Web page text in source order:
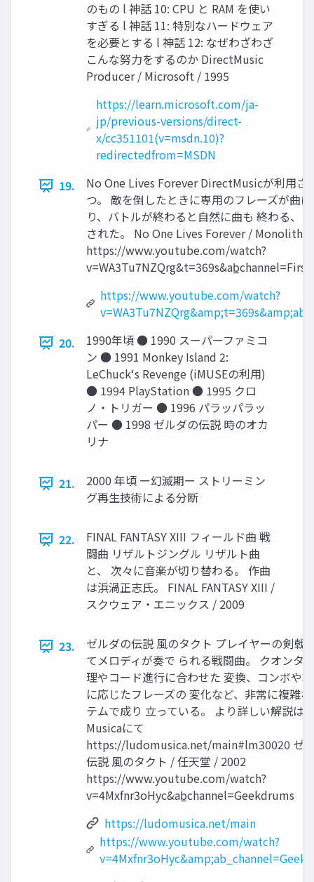
のもの l 神話 10: CPU と RAM を使い
すぎる l 神話 11: 特別なハードウェア
を必要とする l 神話 12: なぜわざわざ
こんな努⼒をするのか DirectMusic
Producer / Microsoft / 1995
https://learn.microsoft.com/ja-
jp/previous-versions/direct-
x/cc351101(v=msdn.10)?
redirectedfrom=MSDN
19.
No One Lives Forever DirectMusicが利⽤さ
つ。 敵を倒したときに専⽤のフレーズが曲
り、バトルが終わると⾃然に曲も 終わる、
された。 No One Lives Forever / Monolith
https://www.youtube.com/watch?
https://www.youtube.com/watch?
20.
1990年頃 ● 1990 スーパーファミコ
ン ● 1991 Monkey Island 2:
LeChuckʻs Revenge (iMUSEの利⽤)
● 1994 PlayStation ● 1995 クロ
ノ・トリガー ● 1996 パラッパラッ
パー ● 1998 ゼルダの伝説 時のオカ
リナ
21.
2000 年頃 ー幻滅期ー ストリーミン
グ再生技術による分断
22.
FINAL FANTASY XIII フィールド曲 戦
闘曲 リザルトジングル リザルト曲
と、 次々に⾳楽が切り替わる。 作曲
は浜渦正志⽒。 FINAL FANTASY XIII /
スクウェア・エニックス / 2009
23.
ゼルダの伝説 風のタクト プレイヤーの剣戟
てメロディが奏で られる戦闘曲。 クオンタ
理やコード進⾏に合わせた 変換、コンボや
に応じたフレーズの 変化など、⾮常に複雑
テムで成り ⽴っている。 より詳しい解説は
Musicaにて
https://ludomusica.net/main#lm30020 ゼ
伝説 風のタクト / 任天堂 / 2002
https://www.youtube.com/watch?
v=4Mxfnr3oHyc&ab̲channel=Geekdrums
https://ludomusica.net/main
https://www.youtube.com/watch?